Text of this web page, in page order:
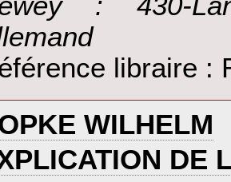
libraire :
WILHELM‎
DE